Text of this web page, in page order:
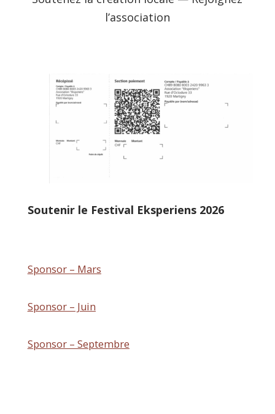
l’association
Soutenir le Festival Eksperiens 2026
Sponsor – Mars
Sponsor – Juin
Sponsor – Septembre